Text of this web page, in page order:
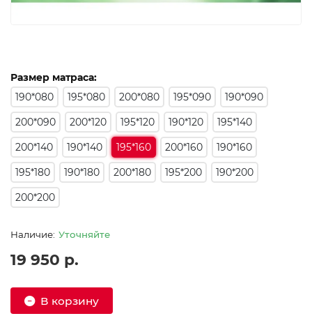
Размер матраса:
190*080
195*080 200*080 195*090
190*090
200*090
200*120 195*120 190*120
195*140
200*140
190*140 195*160 200*160
190*160
195*180
190*180 200*180 195*200
190*200
200*200
Уточняйте
19 950 р.
В корзину